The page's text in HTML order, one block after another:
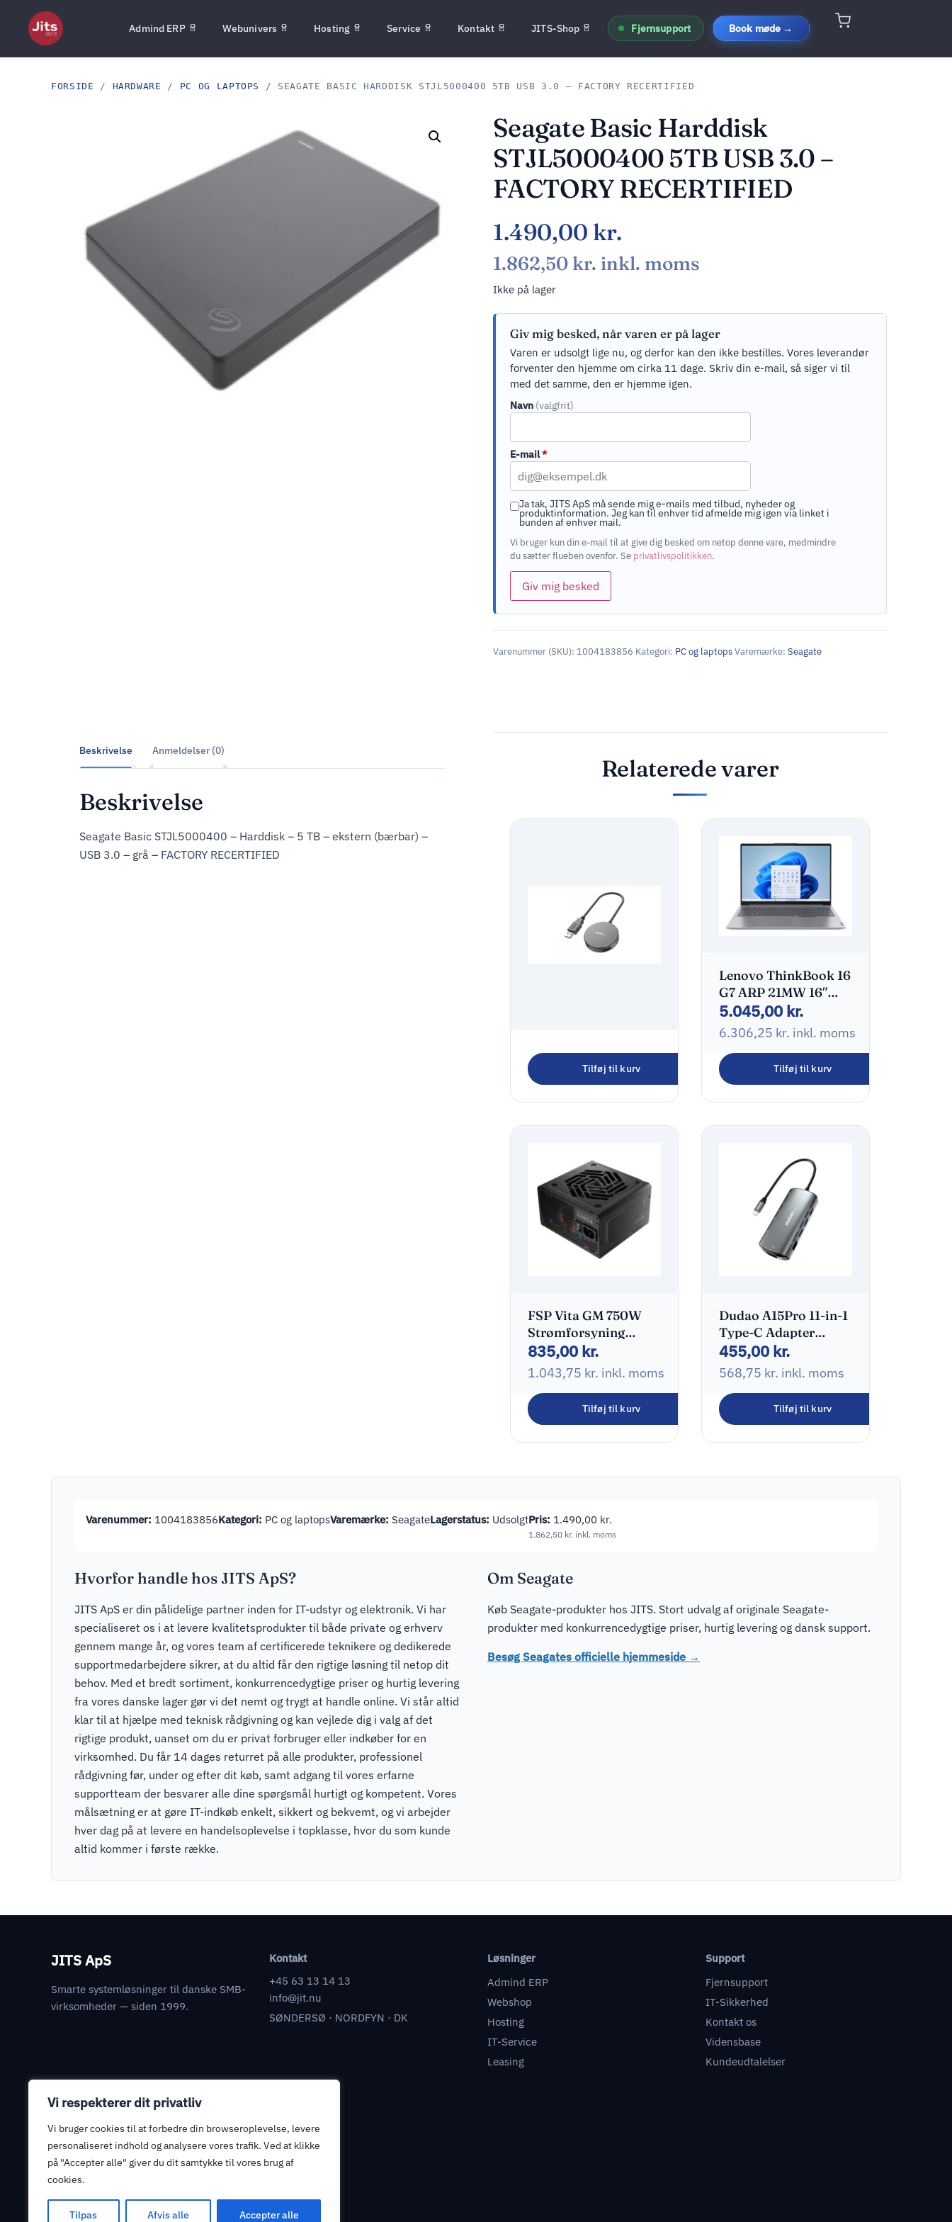
Vi respekterer dit privatliv
Vi bruger cookies til at forbedre din browseroplevelse, levere
personaliseret indhold og analysere vores trafik. Ved at klikke
på "Accepter alle" giver du dit samtykke til vores brug af
cookies.
Tilpas Afvis alle Accepter alle
Admind ERP Webunivers Hosting Service Kontakt JITS-Shop Fjernsupport Book møde →
FORSIDE / HARDWARE / PC OG LAPTOPS / SEAGATE BASIC HARDDISK STJL5000400 5TB USB 3.0 – FACTORY RECERTIFIED
Seagate Basic Harddisk
STJL5000400 5TB USB 3.0 –
FACTORY RECERTIFIED
1.490,00 kr.
1.862,50 kr. inkl. moms
Ikke på lager
Giv mig besked, når varen er på lager
Varen er udsolgt lige nu, og derfor kan den ikke bestilles. Vores leverandør
forventer den hjemme om cirka 11 dage. Skriv din e-mail, så siger vi til
med det samme, den er hjemme igen.
Navn (valgfrit)
E-mail*
Ja tak, JITS ApS må sende mig e-mails med tilbud, nyheder og
produktinformation. Jeg kan til enhver tid afmelde mig igen via linket i
bunden af enhver mail.
Vi bruger kun din e-mail til at give dig besked om netop denne vare, medmindre
du sætter flueben ovenfor. Se privatlivspolitikken.
Giv mig besked
Varenummer (SKU): 1004183856 Kategori: PC og laptopsVaremærke: Seagate
Beskrivelse Anmeldelser (0)
Beskrivelse
Seagate Basic STJL5000400 – Harddisk – 5 TB – ekstern (bærbar) –
USB 3.0 – grå – FACTORY RECERTIFIED
Relaterede varer
Dudao A15B USB-A
HUB 4 porte
155,00kr.
Tilføj til kurv
Lenovo ThinkBook 16
G7 ARP 21MW 16″
7535HS 8GB 256GB
AMD Radeon 660M
Windows 11 Pro –
New Open Box
5.045,00 kr.
6.306,25 kr. inkl. moms
Tilføj til kurv
FSP Vita GM 750W
Strømforsyning
Modular 750Watt
835,00 kr.
1.043,75 kr. inkl. moms
Tilføj til kurv
Dudao A15Pro 11-in-1
Type-C Adapter
Dockingstation
455,00 kr.
568,75 kr. inkl. moms
Tilføj til kurv
Varenummer: 1004183856Kategori: PC og laptopsVaremærke: SeagateLagerstatus: UdsolgtPris: 1.490,00 kr.
1.862,50 kr. inkl. moms
Hvorfor handle hos JITS ApS?
JITS ApS er din pålidelige partner inden for IT-udstyr og elektronik. Vi har
specialiseret os i at levere kvalitetsprodukter til både private og erhverv
gennem mange år, og vores team af certificerede teknikere og dedikerede
supportmedarbejdere sikrer, at du altid får den rigtige løsning til netop dit
behov. Med et bredt sortiment, konkurrencedygtige priser og hurtig levering
fra vores danske lager gør vi det nemt og trygt at handle online. Vi står altid
klar til at hjælpe med teknisk rådgivning og kan vejlede dig i valg af det
rigtige produkt, uanset om du er privat forbruger eller indkøber for en
virksomhed. Du får 14 dages returret på alle produkter, professionel
rådgivning før, under og efter dit køb, samt adgang til vores erfarne
supportteam der besvarer alle dine spørgsmål hurtigt og kompetent. Vores
målsætning er at gøre IT-indkøb enkelt, sikkert og bekvemt, og vi arbejder
hver dag på at levere en handelsoplevelse i topklasse, hvor du som kunde
altid kommer i første række.
Om Seagate
Køb Seagate-produkter hos JITS. Stort udvalg af originale Seagate-
produkter med konkurrencedygtige priser, hurtig levering og dansk support.
Besøg Seagates officielle hjemmeside →
JITS ApS
Smarte systemløsninger til danske SMB-
virksomheder — siden 1999.
Kontakt
+45 63 13 14 13
info@jit.nu
SØNDERSØ · NORDFYN · DK
Løsninger
Admind ERP
Webshop
Hosting
IT-Service
Leasing
Support
Fjernsupport
IT-Sikkerhed
Kontakt os
Vidensbase
Kundeudtalelser
Juridisk
Databehandleraftale
Informationssikkerhed
Privatlivspolitik
Handelsbetingelser